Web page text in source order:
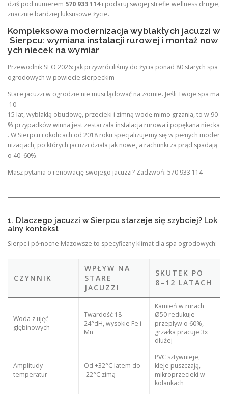
dziś pod numerem 570 933 114i podaruj swojej strefie wellness drugie,
znacznie bardziej luksusowe życie.
Kompleksowa modernizacja wyblakłych jacuzzi w
Sierpcu: wymiana instalacji rurowej i montaż now
ych niecek na wymiar
Przewodnik SEO 2026: jak przywróciliśmy do życia ponad 80 starych spa
ogrodowych w powiecie sierpeckim
Stare jacuzzi w ogrodzie nie musi lądować na złomie. Jeśli Twoje spa ma
10–
15 lat, wyblakłą obudowę, przecieki i zimną wodę mimo grzania, to w 90
% przypadków winna jest zestarzała instalacja rurowa i popękana niecka
. W Sierpcu i okolicach od 2018 roku specjalizujemy się w pełnych moder
nizacjach, po których jacuzzi działa jak nowe, a rachunki za prąd spadają
o 40–60%.
Masz pytania o renowację swojego jacuzzi? Zadzwoń: 570 933 114
1. Dlaczego jacuzzi w Sierpcu starzeje się szybciej? Lok
alny kontekst
Sierpc i północne Mazowsze to specyficzny klimat dla spa ogrodowych:
CZYNNIK
WPŁYW NA
STARE
JACUZZI
SKUTEK PO
8–12 LATACH
Woda z ujęć
głębinowych
Twardość 18–
24°dH, wysokie Fe i
Mn
Kamień w rurach
Ø50 redukuje
przepływ o 60%,
grzałka pracuje 3x
dłużej
Amplitudy
temperatur
Od +32°C latem do
-22°C zimą
PVC sztywnieje,
kleje puszczają,
mikroprzecieki w
kolankach